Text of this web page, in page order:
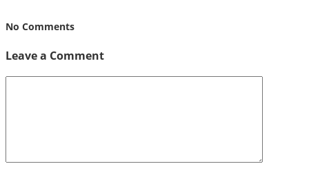
No Comments
Leave a Comment